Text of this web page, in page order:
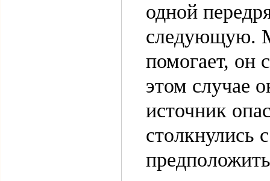
одной
следующую.
помогает, он
этом случае
источник
столкнулись